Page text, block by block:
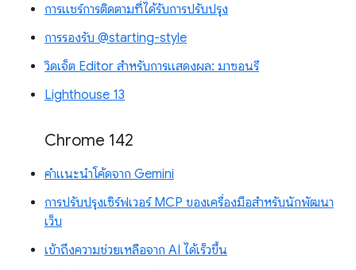
การแชร์การติดตามที่ได้รับการปรับปรุง
การรองรับ @starting-style
วิดเจ็ต Editor สำหรับการแสดงผล: มาซอนรี
Lighthouse 13
Chrome 142
คำแนะนำโค้ดจาก Gemini
การปรับปรุงเซิร์ฟเวอร์ MCP ของเครื่องมือสำหรับนักพัฒนา
เว็บ
เข้าถึงความช่วยเหลือจาก AI ได้เร็วขึ้น